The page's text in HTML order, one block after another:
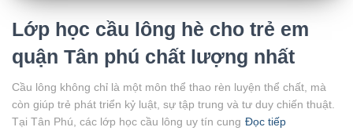
Lớp học cầu lông hè cho trẻ em
quận Tân phú chất lượng nhất
Cầu lông không chỉ là một môn thể thao rèn luyện thể chất, mà
còn giúp trẻ phát triển kỷ luật, sự tập trung và tư duy chiến thuật.
Tại Tân Phú, các lớp học cầu lông uy tín cung Đọc tiếp